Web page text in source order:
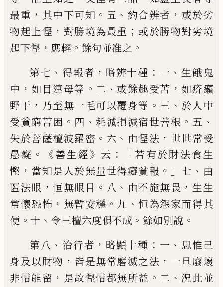
最重 ， 其中下可知 。 五 、 約合辨者 ， 或於劣
物起上慳 ， 對勝境為最重 ； 或於勝物對劣境
起下慳 ， 應輕 。 餘句並准之 。
第七 、 得報者 ， 略辨十種 ： 一 、生餓鬼
中 ， 如目連母等 。 二 、 或餘趣受苦 ， 如疥癩
野干 ， 乃至無一毛可以覆身等 。 三 、 於人中
受貧窮苦困 。 四 、耗減損減宿世善根 。 五 、
失於菩薩檀波羅密 。 六 、 由慳法 ， 世世常受
愚癡 。《善生經》 云 ：「若有於財法食生
慳 ， 當知是人於無量世得癡貧報 。」 七 、 由
匿法眼 ， 恒無眼目 。 八 、 由不施無畏 ，生生
常懷恐怖 ， 無暫安穩 。 九 、 恒為怨家而得其
便 。 十 、 令三檀六度俱不成 。 餘如別說 。
第八 、 治行者 ， 略顯十種 ： 一 、 思惟己
身及以財物 ， 皆是無常磨滅之法 ， 一旦廢壞
非惜能留 ， 是故慳惜都無所益 。 二 、況此並